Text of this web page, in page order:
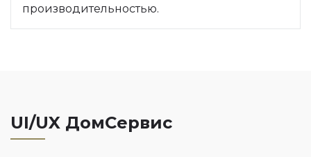
производительностью.
UI/UX ДомСервис